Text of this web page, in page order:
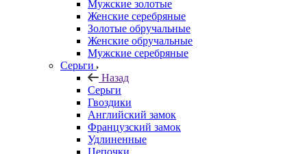
Мужские золотые
Женские серебряные
Золотые обручальные
Женские обручальные
Мужские серебряные
Серьги
Назад
Серьги
Гвоздики
Английский замок
Французский замок
Удлиненные
Цепочки